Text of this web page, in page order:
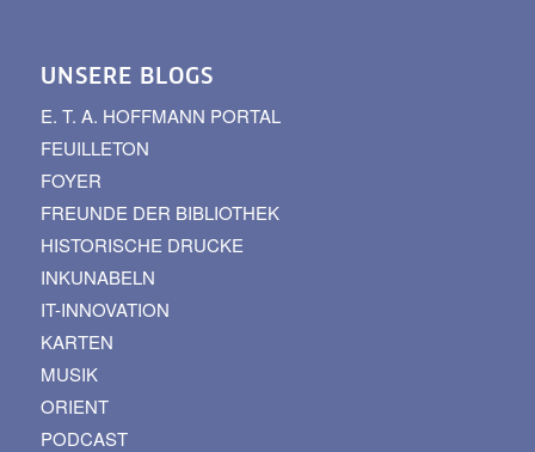
UNSERE BLOGS
E. T. A. HOFFMANN PORTAL
FEUILLETON
FOYER
FREUNDE DER BIBLIOTHEK
HISTORISCHE DRUCKE
INKUNABELN
IT-INNOVATION
KARTEN
MUSIK
ORIENT
PODCAST